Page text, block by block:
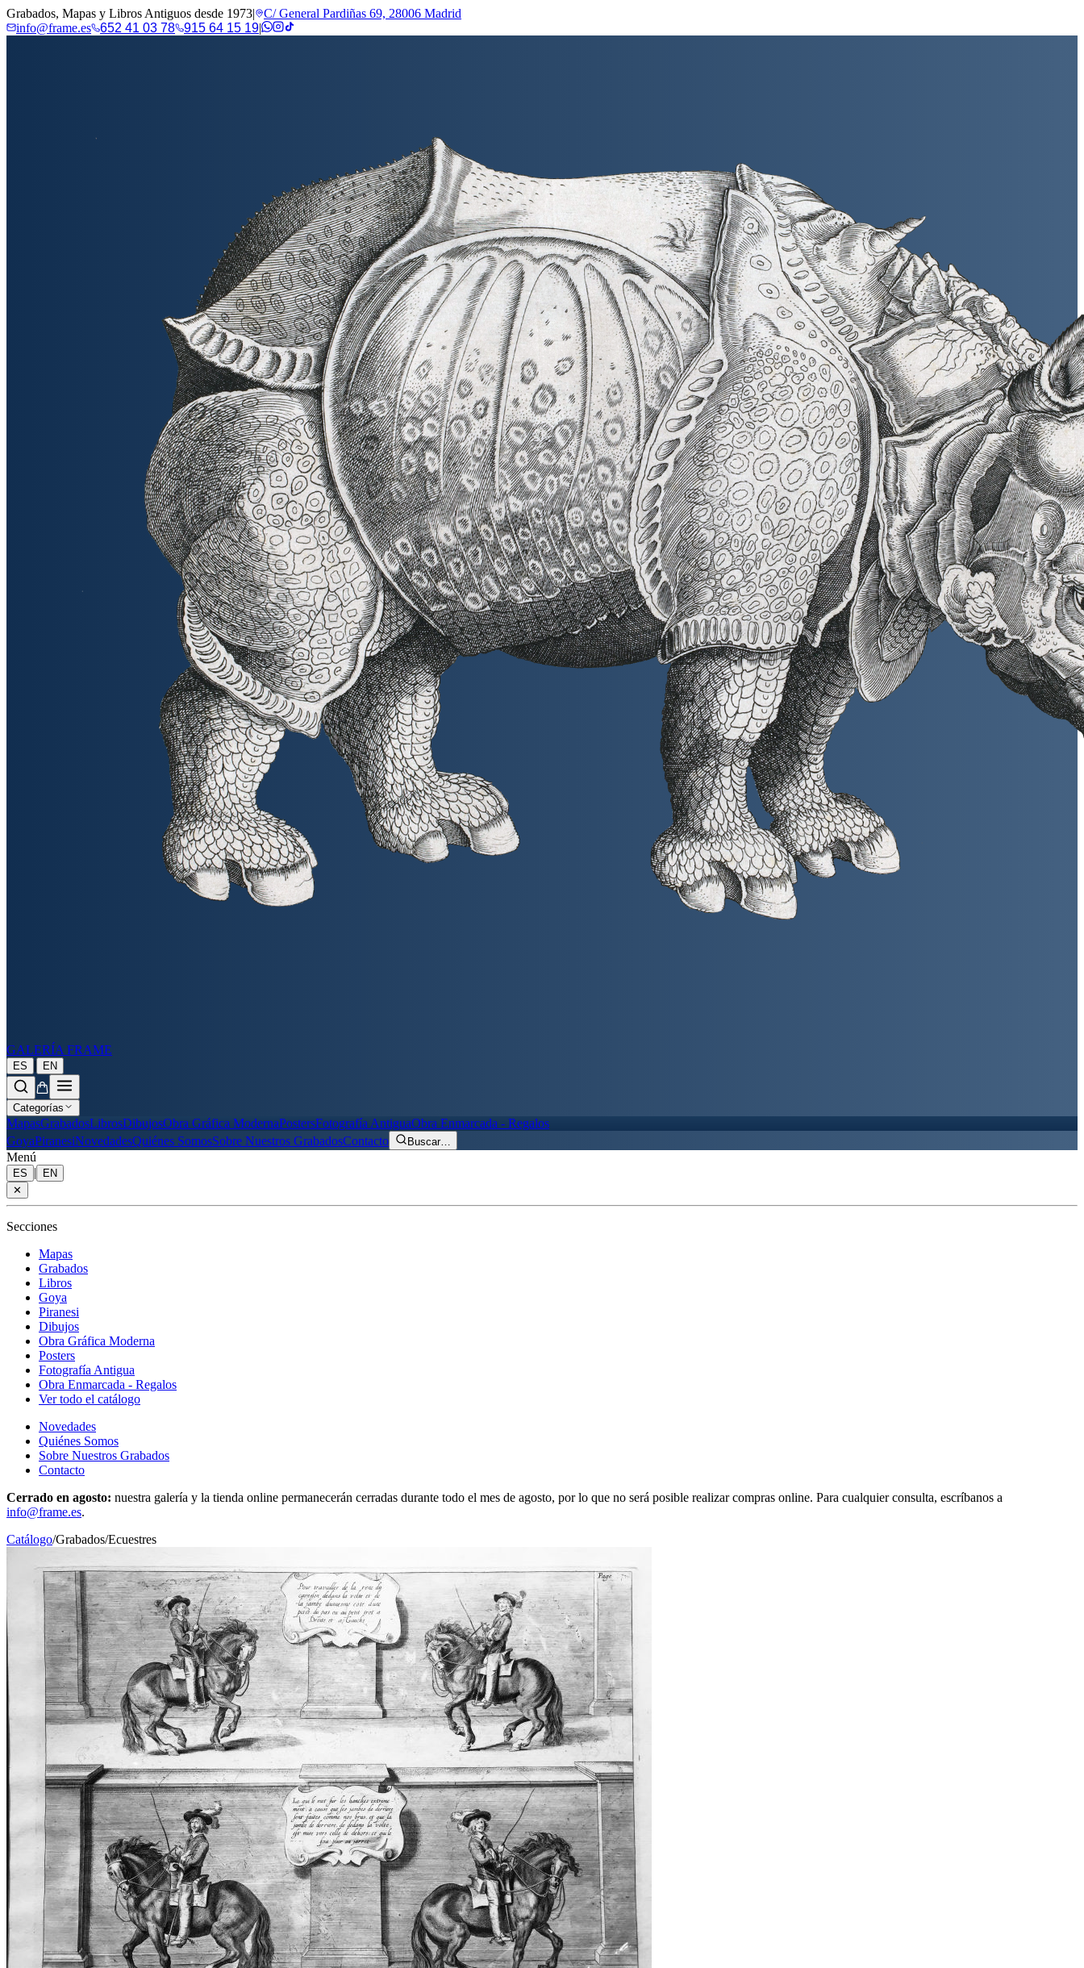
Grabados, Mapas y Libros Antiguos desde 1973|
C/ General Pardiñas 69, 28006 Madrid
info@frame.es
652 41 03 78 915 64 15 19|
GALERÍA FRAME
ES | EN
Categorías
MapasGrabadosLibrosDibujosObra Gráfica ModernaPostersFotografía AntiguaObra Enmarcada - Regalos
GoyaPiranesiNovedadesQuiénes SomosSobre Nuestros GrabadosContacto Buscar…
Menú
ES |
EN
✕
Secciones
Mapas
Grabados
Libros
Goya
Piranesi
Dibujos
Obra Gráfica Moderna
Posters
Fotografía Antigua
Obra Enmarcada - Regalos
Ver todo el catálogo
Novedades
Quiénes Somos
Sobre Nuestros Grabados
Contacto
Cerrado en agosto: nuestra galería y la tienda online permanecerán cerradas durante todo el mes de agosto, por lo que no será posible realizar compras online. Para cualquier consulta, escríbanos a
info@frame.es.
Catálogo/Grabados/Ecuestres